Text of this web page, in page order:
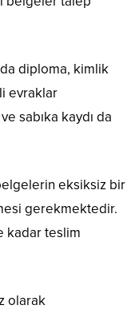
diploma, kimlik
evraklar
sabıka kaydı da
eksiksiz bir
gerekmektedir.
kadar teslim
olarak